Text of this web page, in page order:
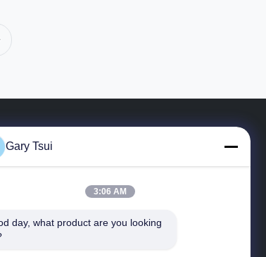
DE CONTACTO
opendisplayfridge.com
e Hefei, Anhui, China
Gary Tsui
3:06 AM
day, what product are you looking